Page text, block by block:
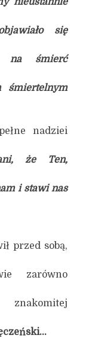
się
na śmierć
śmiertelnym
nadziei
że Ten,
i stawi nas
przed sobą,
zarówno
znakomitej